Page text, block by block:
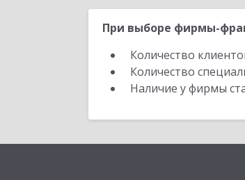
При выборе фирмы-
Количество
Количество
Наличие у фирмы